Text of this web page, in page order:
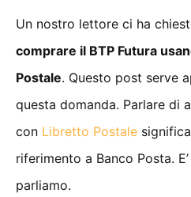
Un nostro lettore ci ha
comprare il BTP Futura
Postale. Questo post serve
questa domanda. Parlare di
con Libretto Postale
riferimento a Banco Posta.
parliamo.